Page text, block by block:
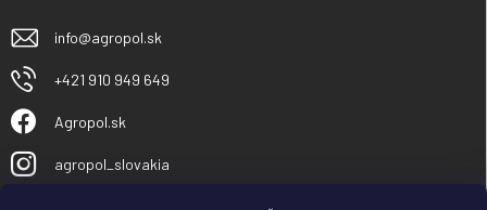
info@agropol.sk
+421 910 949 649
Agropol.sk
agropol_slovakia